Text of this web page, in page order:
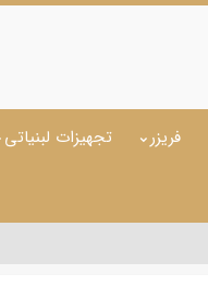
فریزر تجهیزات لبنیاتی